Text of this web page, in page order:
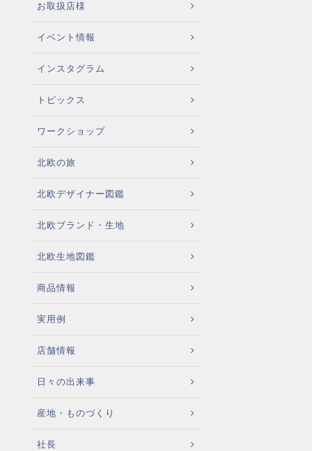
お取扱店様
イベント情報
インスタグラム
トピックス
ワークショップ
北欧の旅
北欧デザイナー図鑑
北欧ブランド・生地
北欧生地図鑑
商品情報
実用例
店舗情報
日々の出来事
産地・ものづくり
社長